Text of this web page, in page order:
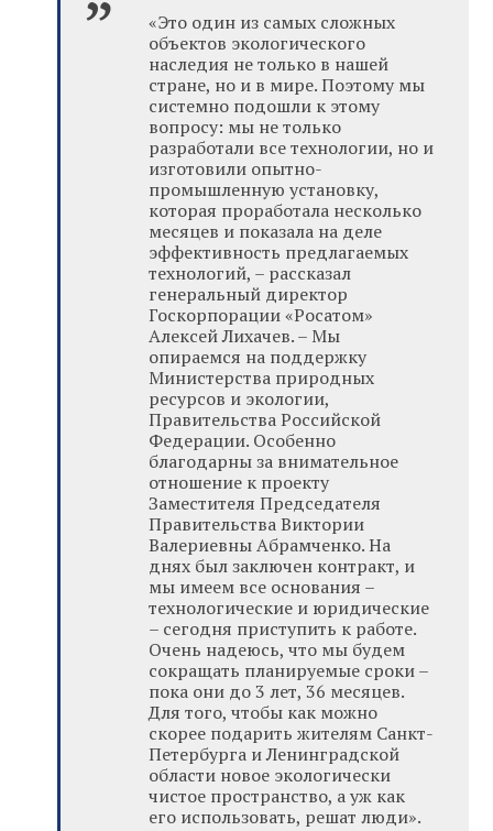
«Это один из самых сложных
объектов экологического
наследия не только в нашей
стране, но и в мире. Поэтому мы
системно подошли к этому
вопросу: мы не только
разработали все технологии, но и
изготовили опытно-
промышленную установку,
которая проработала несколько
месяцев и показала на деле
эффективность предлагаемых
технологий, – рассказал
генеральный директор
Госкорпорации «Росатом»
Алексей Лихачев. – Мы
опираемся на поддержку
Министерства природных
ресурсов и экологии,
Правительства Российской
Федерации. Особенно
благодарны за внимательное
отношение к проекту
Заместителя Председателя
Правительства Виктории
Валериевны Абрамченко. На
днях был заключен контракт, и
мы имеем все основания –
технологические и юридические
– сегодня приступить к работе.
Очень надеюсь, что мы будем
сокращать планируемые сроки –
пока они до 3 лет, 36 месяцев.
Для того, чтобы как можно
скорее подарить жителям Санкт-
Петербурга и Ленинградской
области новое экологически
чистое пространство, а уж как
его использовать, решат люди».